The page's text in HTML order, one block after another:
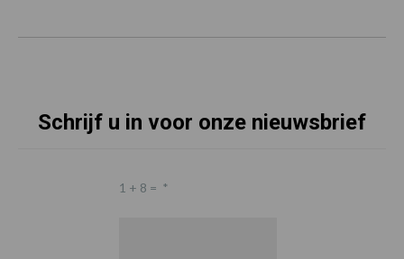
Schrijf u in voor onze nieuwsbrief
1 + 8 = *